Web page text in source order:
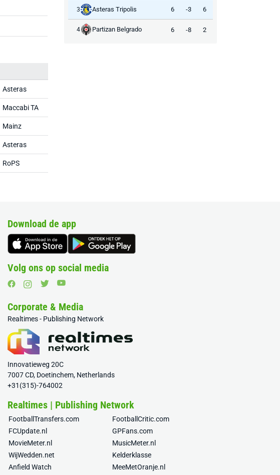
Asteras
Maccabi TA
Mainz
Asteras
RoPS
3 Asteras Tripolis 6 -3 6
4 Partizan Belgrado 6 -8 2
Download de app
Volg ons op social media
Corporate & Media
Realtimes - Publishing Network
Innovatieweg 20C
7007 CD, Doetinchem, Netherlands
+31(315)-764002
Realtimes | Publishing Network
FootballTransfers.com
FootballCritic.com
FCUpdate.nl
GPFans.com
MovieMeter.nl
MusicMeter.nl
WijWedden.net
Kelderklasse
Anfield Watch
MeeMetOranje.nl